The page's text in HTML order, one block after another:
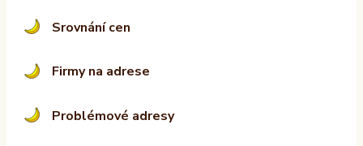
Srovnání cen
Firmy na adrese
Problémové adresy